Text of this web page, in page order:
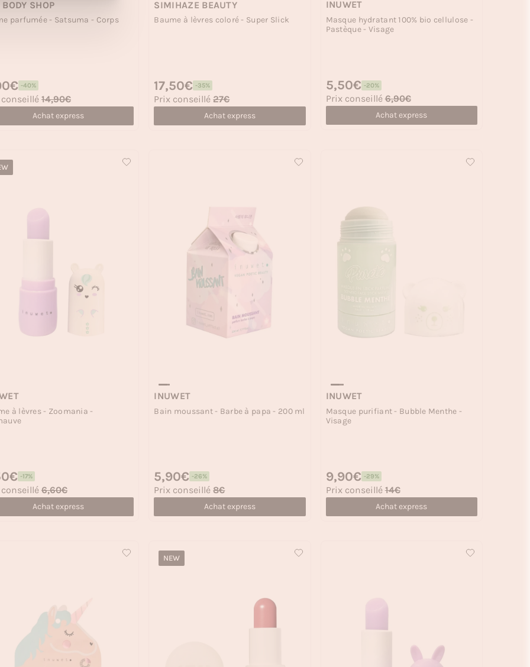
BODY SHOP
parfumée - Satsuma - Corps
-40%
habituel
14,90€
Achat express
SIMIHAZE BEAUTY
Baume à lèvres coloré - Super Slick
Prix soldé
17,50€ -35%
Prix habituel
Prix conseillé 27€
Achat express
INUWET
Masque hydratant 100% bio cellulose -
Pastèque - Visage
Prix soldé
5,50€ -20%
Prix habituel
Prix conseillé 6,90€
Achat express
à lèvres - Zoomania -
-17%
6,60€
Achat express
INUWET
Bain moussant - Barbe à papa - 200 ml
Prix soldé
5,90€ -26%
Prix habituel
Prix conseillé 8€
Achat express
INUWET
Masque purifiant - Bubble Menthe -
Visage
Prix soldé
9,90€ -29%
Prix habituel
Prix conseillé 14€
Achat express
NEW